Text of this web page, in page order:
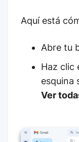
Aquí está
Abre tu
Haz clic
esquina
Ver